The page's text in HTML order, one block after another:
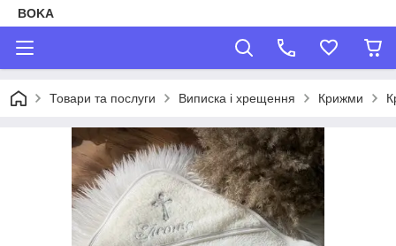
BOKA
Товари та послуги Виписка і хрещення Крижми